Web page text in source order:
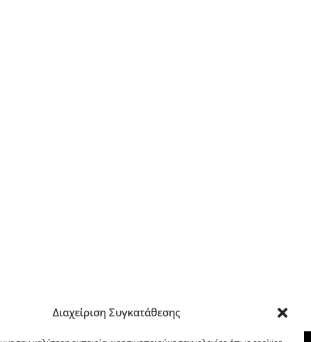
Διαχείριση Συγκατάθεσης